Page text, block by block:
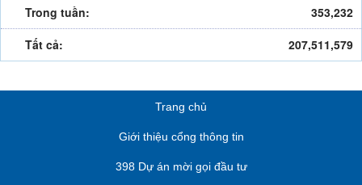
Trong tuần:
353,232
Tất cả:
207,511,579
Trang chủ
Giới thiệu cổng thông tin
398 Dự án mời gọi đầu tư